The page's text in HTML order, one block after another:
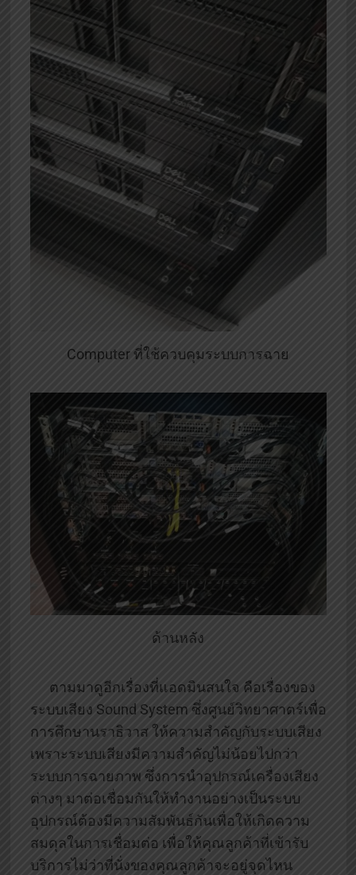
Computer ที่ใช้ควบคุมระบบการฉาย
ด้านหลัง
ตามมาดูอีกเรื่องที่แอดมินสนใจ คือเรื่องของ
ระบบเสียง Sound System ซึ่งศูนย์วิทยาศาตร์เพื่อ
การศึกษานราธิวาส ให้ความสำคัญกับระบบเสียง
เพราะระบบเสียงมีความสำคัญไม่น้อยไปกว่า
ระบบการฉายภาพ ซึ่งการนำอุปกรณ์เครื่องเสียง
ต่างๆ มาต่อเชื่อมกันให้ทำงานอย่างเป็นระบบ
อุปกรณ์ต้องมีความสัมพันธ์กันเพื่อให้เกิดความ
สมดุลในการเชื่อมต่อ เพื่อให้คุณลูกค้าที่เข้ารับ
บริการไม่ว่าที่นั่งของคุณลูกค้าจะอยู่จุดไหน